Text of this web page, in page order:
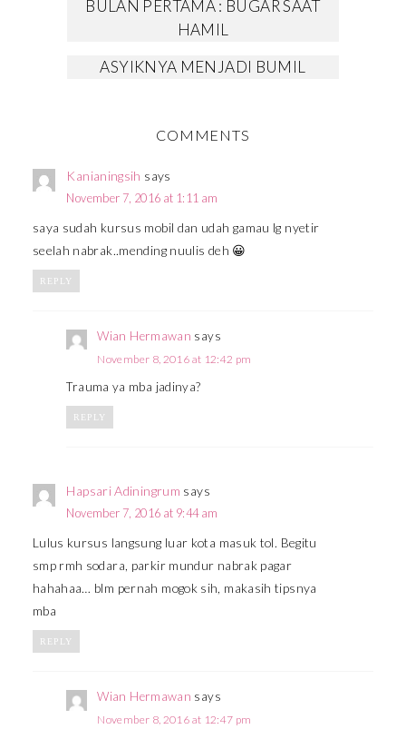
BULAN PERTAMA : BUGAR SAAT
HAMIL
ASYIKNYA MENJADI BUMIL
COMMENTS
Kanianingsih says
November 7, 2016 at 1:11 am
saya sudah kursus mobil dan udah gamau lg nyetir
seelah nabrak..mending nuulis deh 😀
REPLY
Wian Hermawan says
November 8, 2016 at 12:42 pm
Trauma ya mba jadinya?
REPLY
Hapsari Adiningrum says
November 7, 2016 at 9:44 am
Lulus kursus langsung luar kota masuk tol. Begitu
smp rmh sodara, parkir mundur nabrak pagar
hahahaa… blm pernah mogok sih, makasih tipsnya
mba
REPLY
Wian Hermawan says
November 8, 2016 at 12:47 pm